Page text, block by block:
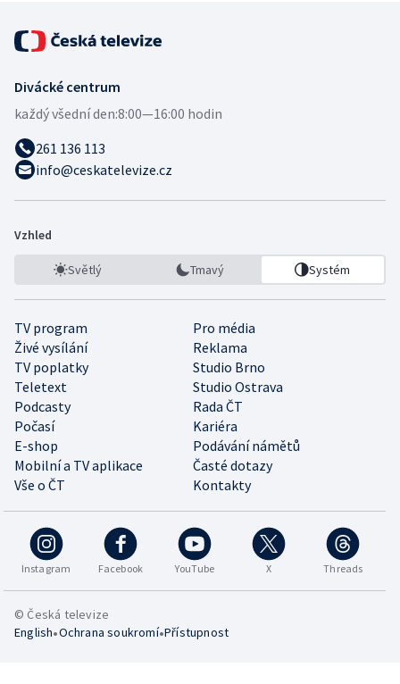
Divácké centrum
každý všední den:8:00—16:00 hodin
261 136 113
info@ceskatelevize.cz
Vzhled
Světlý Tmavý Systém
TV program
Pro média
Živé vysílání
Reklama
TV poplatky
Studio Brno
Teletext
Studio Ostrava
Podcasty
Rada ČT
Počasí
Kariéra
E-shop
Podávání námětů
Mobilní a TV aplikace
Časté dotazy
Vše o ČT
Kontakty
Instagram Facebook YouTube X Threads
© Česká televize
English•Ochrana soukromí•Přístupnost